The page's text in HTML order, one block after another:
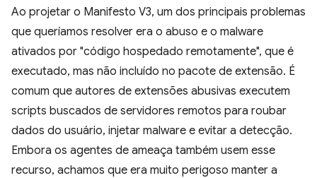
Ao projetar o Manifesto V3, um dos principais problemas
que queríamos resolver era o abuso e o malware
ativados por "código hospedado remotamente", que é
executado, mas não incluído no pacote de extensão. É
comum que autores de extensões abusivas executem
scripts buscados de servidores remotos para roubar
dados do usuário, injetar malware e evitar a detecção.
Embora os agentes de ameaça também usem esse
recurso, achamos que era muito perigoso manter a